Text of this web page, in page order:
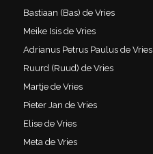
Bastiaan (Bas) de Vries
Meike Isis de Vries
Adrianus Petrus Paulus de Vries
Ruurd (Ruud) de Vries
Martje de Vries
Pieter Jan de Vries
Elise de Vries
Meta de Vries